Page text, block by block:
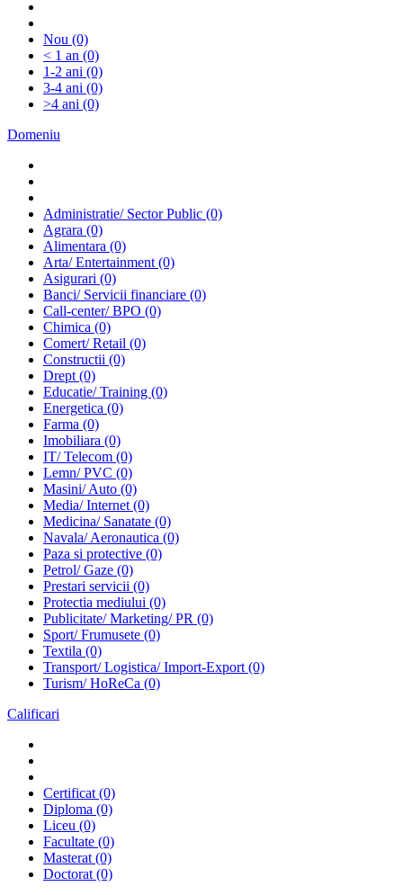
Nou (0)
< 1 an (0)
1-2 ani (0)
3-4 ani (0)
>4 ani (0)
Domeniu
Administratie/ Sector Public (0)
Agrara (0)
Alimentara (0)
Arta/ Entertainment (0)
Asigurari (0)
Banci/ Servicii financiare (0)
Call-center/ BPO (0)
Chimica (0)
Comert/ Retail (0)
Constructii (0)
Drept (0)
Educatie/ Training (0)
Energetica (0)
Farma (0)
Imobiliara (0)
IT/ Telecom (0)
Lemn/ PVC (0)
Masini/ Auto (0)
Media/ Internet (0)
Medicina/ Sanatate (0)
Navala/ Aeronautica (0)
Paza si protective (0)
Petrol/ Gaze (0)
Prestari servicii (0)
Protectia mediului (0)
Publicitate/ Marketing/ PR (0)
Sport/ Frumusete (0)
Textila (0)
Transport/ Logistica/ Import-Export (0)
Turism/ HoReCa (0)
Calificari
Certificat (0)
Diploma (0)
Liceu (0)
Facultate (0)
Masterat (0)
Doctorat (0)